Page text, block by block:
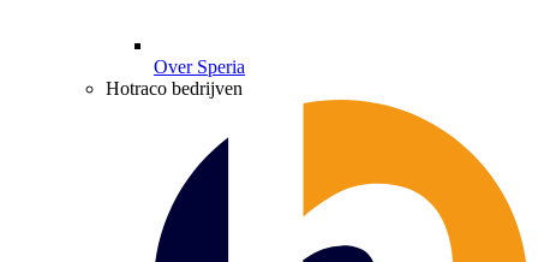
Over Speria
Hotraco bedrijven